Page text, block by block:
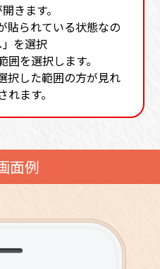
きます。
貼られている状態なの
を選択
を選択します。
択した範囲の方が見れ
れます。
面例